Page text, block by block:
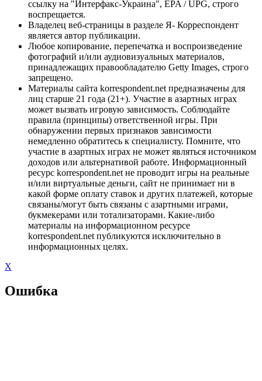
ссылку на "Интерфакс-Украина", EPA / UPG, строго
воспрещается.
Владелец веб-страницы в разделе Я- Корреспондент
является автор публикации.
Любое копирование, перепечатка и воспроизведение
фотографий и/или аудиовизуальных материалов,
принадлежащих правообладателю Getty Images, строго
запрещено.
Материалы сайта korrespondent.net предназначены для
лиц старше 21 года (21+). Участие в азартных играх
может вызвать игровую зависимость. Соблюдайте
правила (принципы) ответственной игры. При
обнаружении первых признаков зависимости
немедленно обратитесь к специалисту. Помните, что
участие в азартных играх не может являться источником
доходов или альтернативой работе. Информационный
ресурс korrespondent.net не проводит игры на реальные
и/или виртуальные деньги, сайт не принимает ни в
какой форме оплату ставок и других платежей, которые
связаны/могут быть связаны с азартными играми,
букмекерами или тотализаторами. Какие-либо
материалы на информационном ресурсе
korrespondent.net публикуются исключительно в
информационных целях.
X
Ошибка